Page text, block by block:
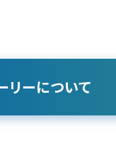
リーについて​